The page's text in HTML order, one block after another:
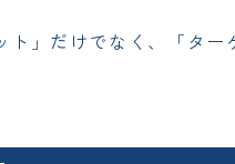
」だけでなく、「タ